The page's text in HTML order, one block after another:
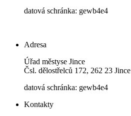
datová schránka: gewb4e4
Adresa
Úřad městyse Jince
Čsl. dělostřelců 172, 262 23 Jince
datová schránka: gewb4e4
Kontakty